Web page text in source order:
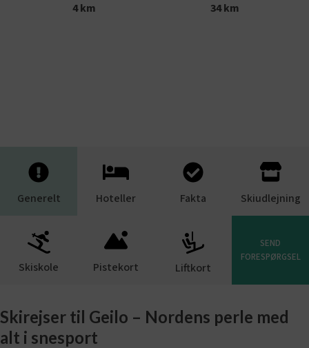
4 km
34 km
Generelt Hoteller Fakta Skiudlejning
Skiskole Pistekort Liftkort
SEND
FORESPØRGSEL
Skirejser til Geilo – Nordens perle med
alt i snesport